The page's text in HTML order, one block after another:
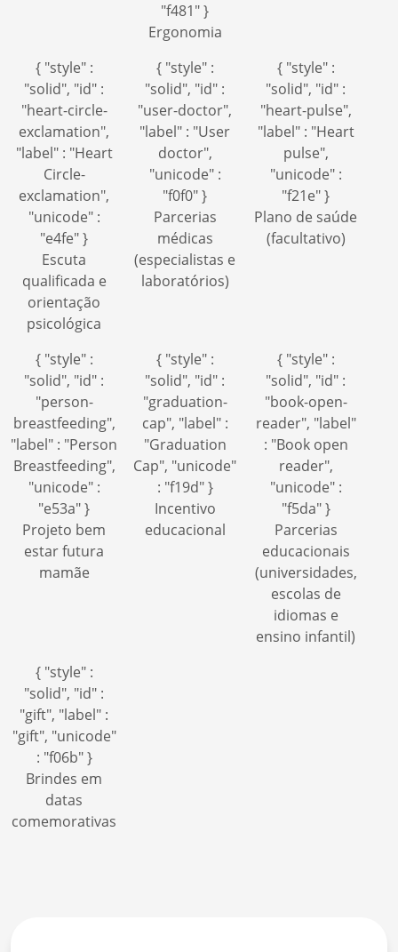
"f481" }
Ergonomia
{ "style" :
"solid", "id" :
"heart-circle-
exclamation",
"label" : "Heart
Circle-
exclamation",
"unicode" :
"e4fe" }
Escuta
qualificada e
orientação
psicológica
{ "style" :
"solid", "id" :
"user-doctor",
"label" : "User
doctor",
"unicode" :
"f0f0" }
Parcerias
médicas
(especialistas e
laboratórios)
{ "style" :
"solid", "id" :
"heart-pulse",
"label" : "Heart
pulse",
"unicode" :
"f21e" }
Plano de saúde
(facultativo)
{ "style" :
"solid", "id" :
"person-
breastfeeding",
"label" : "Person
Breastfeeding",
"unicode" :
"e53a" }
Projeto bem
estar futura
mamãe
{ "style" :
"solid", "id" :
"graduation-
cap", "label" :
"Graduation
Cap", "unicode"
: "f19d" }
Incentivo
educacional
{ "style" :
"solid", "id" :
"book-open-
reader", "label"
: "Book open
reader",
"unicode" :
"f5da" }
Parcerias
educacionais
(universidades,
escolas de
idiomas e
ensino infantil)
{ "style" :
"solid", "id" :
"gift", "label" :
"gift", "unicode"
: "f06b" }
Brindes em
datas
comemorativas